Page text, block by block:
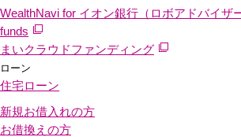
WealthNavi for イオン銀行（ロボアドバイザー
funds
まいクラウドファンディング
ローン
住宅ローン
新規お借入れの方
お借換えの方